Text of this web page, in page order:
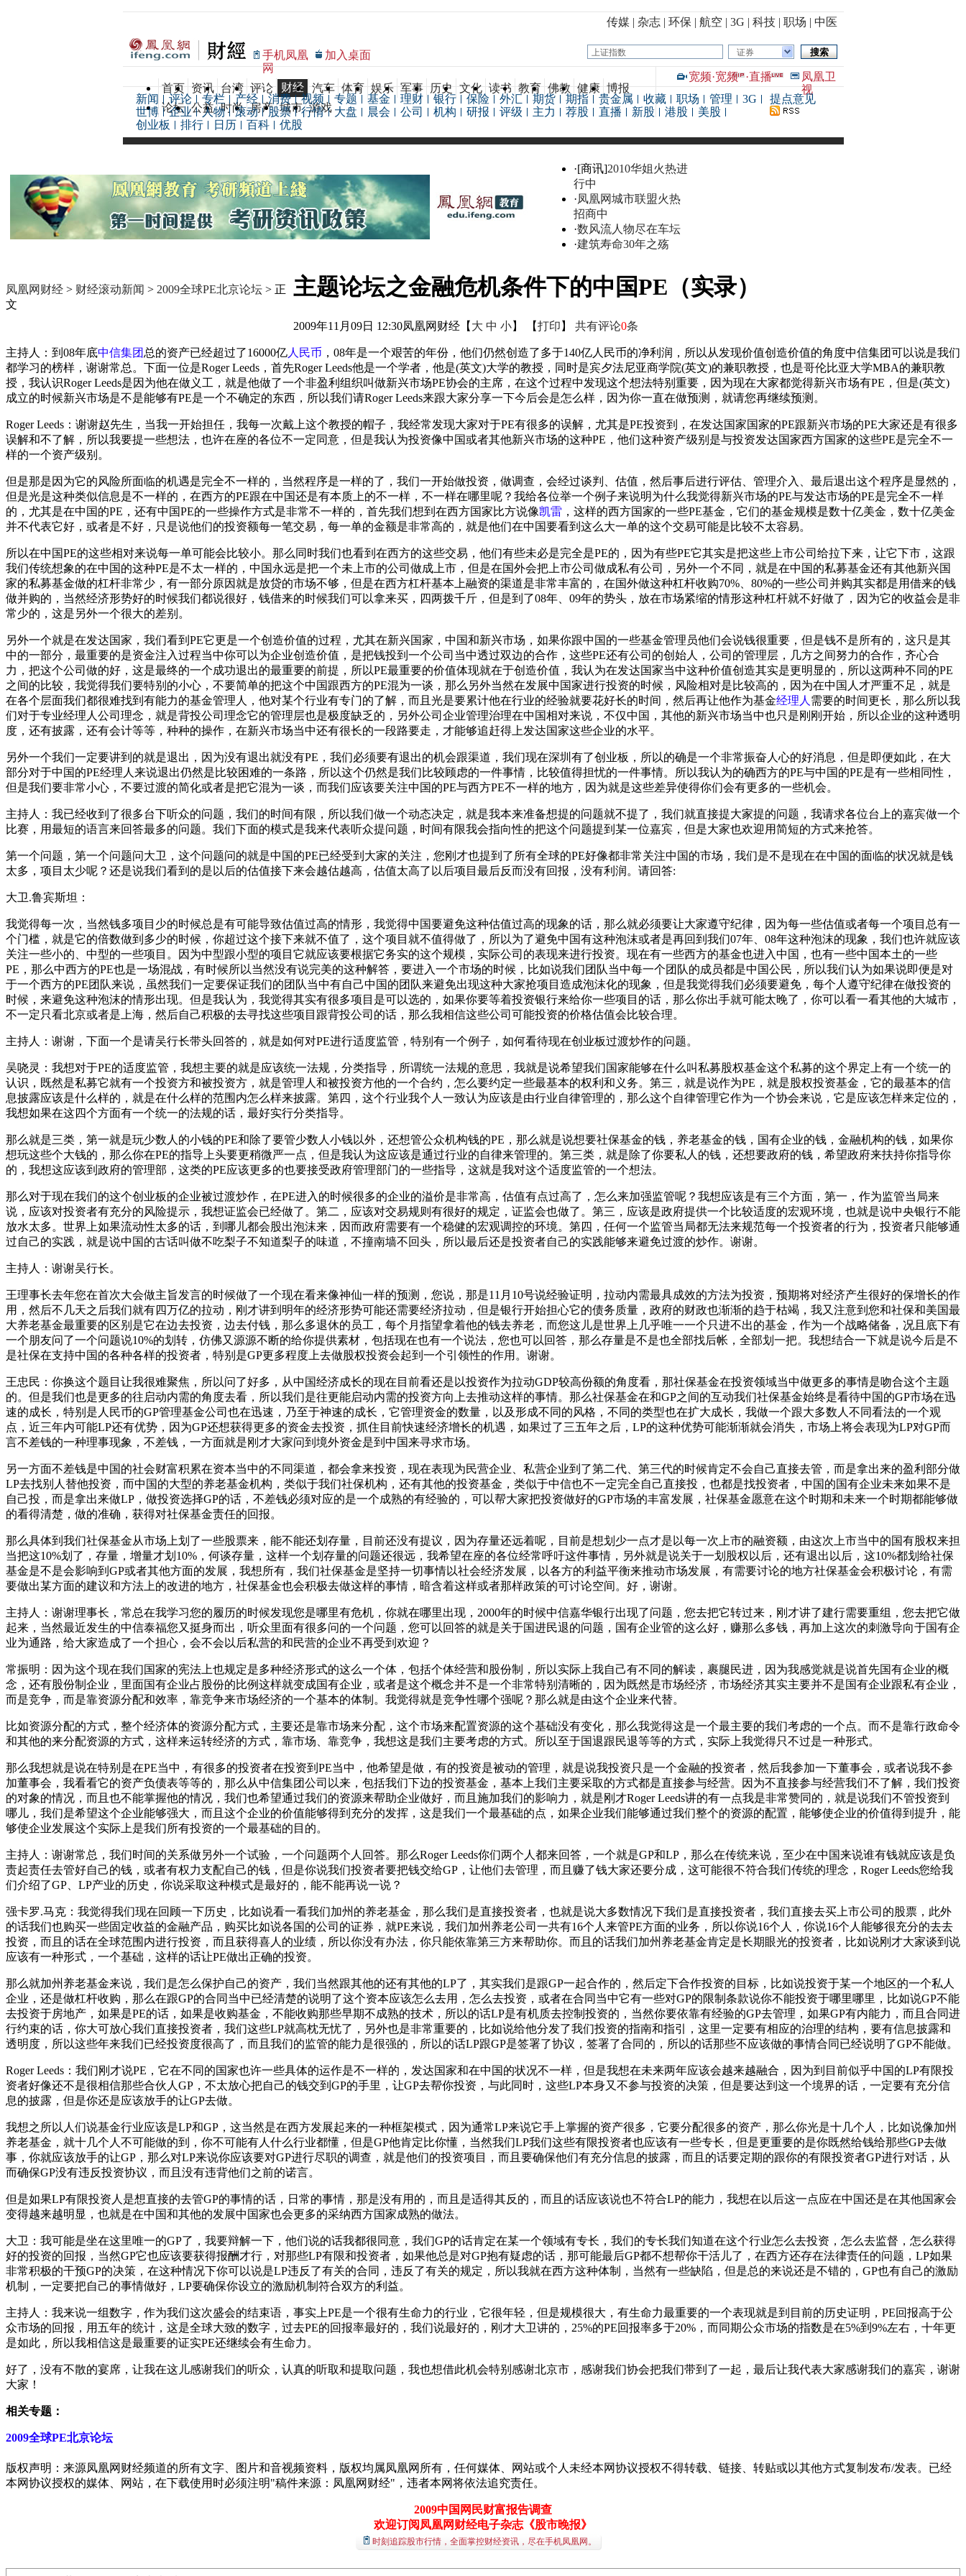
传媒| 杂志| 环保 | 航空 | 3G | 科技| 职场 | 中医
手机凤凰
网
加入桌面 证券
首页 资讯 台湾 评论 财经 汽车 体育 娱乐 军事 历史 文化 读书 教育 佛教 健康 博报
论坛 公益 时尚 房产 城市 游戏
宽频·宽频 ·直播
凤凰卫
视
新闻 评论 专栏 产经 消费 视频 专题 基金 理财 银行 保险 外汇 期货 期指 贵金属 收藏 职场 管理
3G
世博
企业 人物 滚动 股票 行情 大盘 晨会 公司 机构 研报 评级 主力 荐股 直播 新股 港股
美股
创业板
排行 日历 百科 优股
提点意见
·[商讯]2010华姐火热进
行中
·凤凰网城市联盟火热
招商中
·数风流人物尽在车坛
·建筑寿命30年之殇
凤凰网财经 > 财经滚动新闻 > 2009全球PE北京论坛 > 正
文
主题论坛之金融危机条件下的中国PE（实录）
2009年11月09日 12:30凤凰网财经 【 大 中 小】 【打印 】 共有评论0条
主持人：到08年底中信集团 总的资产已经超过了16000亿人民币 ，08年是一个艰苦的年份，他们仍然创造了多于140亿人民币的净利润，所以从发现价值创造价值的角度中信集团可以说是我们
都学习的榜样，谢谢常总。下面一位是Roger Leeds，首先Roger Leeds他是一个学者，他是(英文)大学的教授，同时是宾夕法尼亚商学院(英文)的兼职教授，也是哥伦比亚大学MBA的兼职教
授，我认识Roger Leeds是因为他在做义工，就是他做了一个非盈利组织叫做新兴市场PE协会的主席，在这个过程中发现这个想法特别重要，因为现在大家都觉得新兴市场有PE，但是(英文)
成立的时候新兴市场是不是能够有PE是一个不确定的东西，所以我们请Roger Leeds来跟大家分享一下今后会是怎么样，因为你一直在做预测，就请您再继续预测。
Roger Leeds：谢谢赵先生，当我一开始担任，我每一次戴上这个教授的帽子，我经常发现大家对于PE有很多的误解，尤其是PE投资到，在发达国家国家的PE跟新兴市场的PE大家还是有很多
误解和不了解，所以我要提一些想法，也许在座的各位不一定同意，但是我认为投资像中国或者其他新兴市场的这种PE，他们这种资产级别是与投资发达国家西方国家的这些PE是完全不一
样的一个资产级别。
但是那是因为它的风险所面临的机遇是完全不一样的，当然程序是一样的了，我们一开始做投资，做调查，会经过谈判、估值，然后事后进行评估、管理介入、最后退出这个程序是显然的，
但是光是这种类似信息是不一样的，在西方的PE跟在中国还是有本质上的不一样，不一样在哪里呢？我给各位举一个例子来说明为什么我觉得新兴市场的PE与发达市场的PE是完全不一样
的，尤其是在中国的PE，还有中国PE的一些操作方式是非常不一样的，首先我们想到在西方国家比方说像凯雷 ，这样的西方国家的一些PE基金，它们的基金规模是数十亿美金，数十亿美金
并不代表它好，或者是不好，只是说他们的投资额每一笔交易，每一单的金额是非常高的，就是他们在中国要看到这么大一单的这个交易可能是比较不太容易。
所以在中国PE的这些相对来说每一单可能会比较小。那么同时我们也看到在西方的这些交易，他们有些未必是完全是PE的，因为有些PE它其实是把这些上市公司给拉下来，让它下市，这跟
我们传统想象的在中国的这种PE是不太一样的，中国永远是把一个未上市的公司做成上市，但是在国外会把上市公司做成私有公司，另外一个不同，就是在中国的私募基金还有其他新兴国
家的私募基金做的杠杆非常少，有一部分原因就是放贷的市场不够，但是在西方杠杆基本上融资的渠道是非常丰富的，在国外做这种杠杆收购70%、80%的一些公司并购其实都是用借来的钱
做并购的，当然经济形势好的时候我们都说很好，钱借来的时候我们可以拿来买，四两拨千斤，但是到了08年、09年的势头，放在市场紧缩的情形这种杠杆就不好做了，因为它的收益会是非
常少的，这是另外一个很大的差别。
另外一个就是在发达国家，我们看到PE它更是一个创造价值的过程，尤其在新兴国家，中国和新兴市场，如果你跟中国的一些基金管理员他们会说钱很重要，但是钱不是所有的，这只是其
中的一部分，最重要的是资金注入过程当中你可以为企业创造价值，是把钱投到一个公司当中透过双边的合作，这些PE还有公司的创始人，公司的管理层，几方之间努力的合作，齐心合
力，把这个公司做的好，这是最终的一个成功退出的最重要的前提，所以PE最重要的价值体现就在于创造价值，我认为在发达国家当中这种价值创造其实是更明显的，所以这两种不同的PE
之间的比较，我觉得我们要特别的小心，不要简单的把这个中国跟西方的PE混为一谈，那么另外当然在发展中国家进行投资的时候，风险相对是比较高的，因为在中国人才严重不足，就是
在各个层面我们都很难找到有能力的基金管理人，他对某个行业有专门的了解，而且光是要累计他在行业的经验就要花好长的时间，然后再让他作为基金经理人 需要的时间更长，那么所以我
们对于专业经理人公司理念，就是背投公司理念它的管理层也是极度缺乏的，另外公司企业管理治理在中国相对来说，不仅中国，其他的新兴市场当中也只是刚刚开始，所以企业的这种透明
度，还有披露，还有会计等等，种种的操作，在新兴市场当中还有很长的一段路要走，才能够追赶得上发达国家这些企业的水平。
另外一个我们一定要讲到的就是退出，因为没有退出就没有PE，我们必须要有退出的机会跟渠道，我们现在深圳有了创业板，所以的确是一个非常振奋人心的好消息，但是即便如此，在大
部分对于中国的PE经理人来说退出仍然是比较困难的一条路，所以这个仍然是我们比较顾虑的一件事情，比较值得担忧的一件事情。所以我认为的确西方的PE与中国的PE是有一些相同性，
但是我们要非常小心，不要过渡的简化或者是把它混为一谈，而我们应该要关注中国的PE与西方PE不一样的地方，因为就是这些差异使得你们会有更多的一些机会。
主持人：我已经收到了很多台下听众的问题，我们的时间有限，所以我们做一个动态决定，就是我本来准备想提的问题就不提了，我们就直接提大家提的问题，我请求各位台上的嘉宾做一个
比赛，用最短的语言来回答最多的问题。我们下面的模式是我来代表听众提问题，时间有限我会指向性的把这个问题提到某一位嘉宾，但是大家也欢迎用简短的方式来抢答。
第一个问题，第一个问题问大卫，这个问题问的就是中国的PE已经受到大家的关注，您刚才也提到了所有全球的PE好像都非常关注中国的市场，我们是不是现在在中国的面临的状况就是钱
太多，项目太少呢？还是说我们看到的是以后的估值接下来会越估越高，估值太高了以后项目最后反而没有回报，没有利润。请回答:
大卫.鲁宾斯坦：
我觉得每一次，当然钱多项目少的时候总是有可能导致估值过高的情形，我觉得中国要避免这种估值过高的现象的话，那么就必须要让大家遵守纪律，因为每一些估值或者每一个项目总有一
个门槛，就是它的倍数做到多少的时候，你超过这个接下来就不值了，这个项目就不值得做了，所以为了避免中国有这种泡沫或者是再回到我们07年、08年这种泡沫的现象，我们也许就应该
关注一些小的、中型的一些项目。因为中型跟小型的项目它就应该要根据它务实的这个规模，实际公司的表现来进行投资。现在有一些西方的基金也进入中国，也有一些中国本土的一些
PE，那么中西方的PE也是一场混战，有时候所以当然没有说完美的这种解答，要进入一个市场的时候，比如说我们团队当中每一个团队的成员都是中国公民，所以我们认为如果说即便是对
于一个西方的PE团队来说，虽然我们一定要保证我们的团队当中有自己中国的团队来避免出现这种大家抢项目造成泡沫化的现象，但是我觉得我们必须要避免，每个人遵守纪律在做投资的
时候，来避免这种泡沫的情形出现。但是我认为，我觉得其实有很多项目是可以选的，如果你要等着投资银行来给你一些项目的话，那么你出手就可能太晚了，你可以看一看其他的大城市，
不一定只看北京或者是上海，然后自己积极的去寻找这些项目跟背投公司的话，那么我相信这些公司可能投资的价格估值会比较合理。
主持人：谢谢，下面一个是请吴行长带头回答的，就是如何对PE进行适度监管，特别有一个例子，如何看待现在创业板过渡炒作的问题。
吴哓灵：我想对于PE的适度监管，我想主要的就是应该统一法规，分类指导，所谓统一法规的意思，我就是说希望我们国家能够在什么叫私募股权基金这个私募的这个界定上有一个统一的
认识，既然是私募它就有一个投资方和被投资方，就是管理人和被投资方他的一个合约，怎么要约定一些最基本的权利和义务。第三，就是说作为PE，就是股权投资基金，它的最基本的信
息披露应该是什么样的，就是在什么样的范围内怎么样来披露。第四，这个行业我个人一致认为应该是由行业自律管理的，那么这个自律管理它作为一个协会来说，它是应该怎样来定位的，
我想如果在这四个方面有一个统一的法规的话，最好实行分类指导。
那么就是三类，第一就是玩少数人的小钱的PE和除了要管少数人小钱以外，还想管公众机构钱的PE，那么就是说想要社保基金的钱，养老基金的钱，国有企业的钱，金融机构的钱，如果你
想玩这些个大钱的，那么你在PE的指导上头要更稍微严一点，但是我认为这应该是通过行业的自律来管理的。第三类，就是除了你要私人的钱，还想要政府的钱，希望政府来扶持你指导你
的，我想这应该到政府的管理部，这类的PE应该更多的也要接受政府管理部门的一些指导，这就是我对这个适度监管的一个想法。
那么对于现在我们的这个创业板的企业被过渡炒作，在PE进入的时候很多的企业的溢价是非常高，估值有点过高了，怎么来加强监管呢？我想应该是有三个方面，第一，作为监管当局来
说，应该对投资者有充分的风险提示，我想证监会已经做了。第二，应该对交易规则有很好的规定，证监会也做了。第三，应该是政府提供一个比较适度的宏观环境，也就是说中央银行不能
放水太多。世界上如果流动性太多的话，到哪儿都会股出泡沫来，因而政府需要有一个稳健的宏观调控的环境。第四，任何一个监管当局都无法来规范每一个投资者的行为，投资者只能够通
过自己的实践，就是说中国的古话叫做不吃梨子不知道梨子的味道，不撞南墙不回头，所以最后还是投资者自己的实践能够来避免过渡的炒作。谢谢。
主持人：谢谢吴行长。
王理事长去年您在首次大会做主旨发言的时候做了一个现在看来像神仙一样的预测，您说，那是11月10号说经验证明，拉动内需最具成效的方法为投资，预期将对经济产生很好的保增长的作
用，然后不几天之后我们就有四万亿的拉动，刚才讲到明年的经济形势可能还需要经济拉动，但是银行开始担心它的债务质量，政府的财政也渐渐的趋于枯竭，我又注意到您和社保和美国最
大养老基金最重要的区别是它在边去投资，边去付钱，那么多退休的员工，每个月指望拿着他的钱去养老，而您这儿是世界上几乎唯一一个只进不出的基金，作为一个战略储备，况且底下有
一个朋友问了一个问题说10%的划转，仿佛又源源不断的给你提供素材，包括现在也有一个说法，您也可以回答，那么存量是不是也全部找后帐，全部划一把。我想结合一下就是说今后是不
是社保在支持中国的各种各样的投资者，特别是GP更多程度上去做股权投资会起到一个引领性的作用。谢谢。
王忠民：你换这个题目让我很难聚焦，所以问了好多，从中国经济成长的现在目前看还是以投资作为拉动GDP较高份额的角度看，那社保基金在投资领域当中做更多的事情是吻合这个主题
的。但是我们也是更多的往启动内需的角度去看，所以我们是往更能启动内需的投资方向上去推动这样的事情。那么社保基金在和GP之间的互动我们社保基金始终是看待中国的GP市场在迅
速的成长，特别是人民币的GP管理基金公司也在迅速，乃至于神速的成长，它管理资金的数量，以及形成不同的风格，不同的类型也在扩大成长，我做一个跟大多数人不同看法的一个观
点，近三年内可能LP还有优势，因为GP还想获得更多的资金去投资，抓住目前快速经济增长的机遇，如果过了三五年之后，LP的这种优势可能渐渐就会消失，市场上将会表现为LP对GP而
言不差钱的一种理事现象，不差钱，一方面就是刚才大家问到境外资金是到中国来寻求市场。
另一方面不差钱是中国的社会财富积累在资本当中的不同渠道，都会拿来投资，现在表现为民营企业、私营企业到了第二代、第三代的时候肯定不会自己直接去管，而是拿出来的盈利部分做
LP去找别人替他投资，而中国的大型的养老基金机构，类似于我们社保机构，还有其他的投资基金，类似于中信也不一定完全自己直接投，也都是找投资者，中国的国有企业未来如果不是
自己投，而是拿出来做LP，做投资选择GP的话，不差钱必须对应的是一个成熟的有经验的，可以帮大家把投资做好的GP市场的丰富发展，社保基金愿意在这个时期和未来一个时期都能够做
的看得清楚，做的准确，获得对社保基金责任的回报。
那么具体到我们社保基金从市场上划了一些股票来，能不能还划存量，目前还没有提议，因为存量还远着呢，目前是想划少一点才是以每一次上市的融资额，由这次上市当中的国有股权来担
当把这10%划了，存量，增量才划10%，何谈存量，这样一个划存量的问题还很远，我希望在座的各位经常呼吁这件事情，另外就是说关于一划股权以后，还有退出以后，这10%都划给社保
基金是不是会影响到GP或者其他方面的发展，我想所有，我们社保基金是坚持一切事情以社会经济发展，以各方的利益平衡来推动市场发展，有需要讨论的地方社保基金会积极讨论，有需
要做出某方面的建议和方法上的改进的地方，社保基金也会积极去做这样的事情，暗含着这样或者那样政策的可讨论空间。好，谢谢。
主持人：谢谢理事长，常总在我学习您的履历的时候发现您是哪里有危机，你就在哪里出现，2000年的时候中信嘉华银行出现了问题，您去把它转过来，刚才讲了建行需要重组，您去把它做
起来，当然最近发生的中信泰福您又挺身而出，听众里面有很多问的一个问题，您可以回答的就是关于国进民退的问题，国有企业管的这么好，赚那么多钱，再加上这次的刺激导向于国有企
业为通路，给大家造成了一个担心，会不会以后私营的和民营的企业不再受到欢迎？
常振明：因为这个现在我们国家的宪法上也规定是多种经济形式的这么一个体，包括个体经营和股份制，所以实际上我自己有不同的解读，裹腿民进，因为我感觉就是说首先国有企业的概
念，还有股份制企业，里面国有企业占股份的比例这样就变成国有企业，或者是这个概念并不是一个非常特别清晰的，因为既然是市场经济，市场经济其实主要并不是国有企业跟私有企业，
而是竞争，而是靠资源分配和效率，靠竞争来市场经济的一个基本的体制。我觉得就是竞争性哪个强呢？那么就是由这个企业来代替。
比如资源分配的方式，整个经济体的资源分配方式，主要还是靠市场来分配，这个市场来配置资源的这个基础没有变化，那么我觉得这是一个最主要的我们考虑的一个点。而不是靠行政命令
和其他的来分配资源的方式，这样来运转经济的方式，靠市场、靠竞争，我想这是我们主要考虑的方式。所以至于国退跟民退等等的方式，实际上我觉得只不过是一种形式。
那么我想就是说在特别是在PE当中，有很多的投资者在投资到PE当中，他希望是做，有的投资是被动的管理，就是说我投资只是一个金融的投资者，然后我参加一下董事会，或者说我不参
加董事会，我看看它的资产负债表等等的，那么从中信集团公司以来，包括我们下边的投资基金，基本上我们主要采取的方式都是直接参与经营。因为不直接参与经营我们不了解，我们投资
的对象的情况，而且也不能掌握他的情况，我们也希望通过我们的资源来帮助企业做好，而且施加我们的影响力，就是刚才Roger Leeds讲的有一点我是非常赞同的，就是说我们不管投资到
哪儿，我们是希望这个企业能够强大，而且这个企业的价值能够得到充分的发挥，这是我们一个最基础的点，如果企业我们能够通过我们整个的资源的配置，能够使企业的价值得到提升，能
够使企业发展这个实际上是我们所有投资的一个最基础的目的。
主持人：谢谢常总，我们时间的关系做另外一个试验，一个问题两个人回答。那么Roger Leeds你们两个人都来回答，一个就是GP和LP，那么在传统来说，至少在中国来说谁有钱就应该是负
责起责任去管好自己的钱，或者有权力支配自己的钱，但是你说我们投资者要把钱交给GP，让他们去管理，而且赚了钱大家还要分成，这可能很不符合我们传统的理念，Roger Leeds您给我
们介绍了GP、LP产业的历史，你说采取这种模式是最好的，能不能再说一说？
强卡罗.马克：我觉得我们现在回顾一下历史，比如说看一看我们加州的养老基金，那么我们是直接投资者，也就是说大多数情况下我们是直接投资者，我们直接去买上市公司的股票，此外
的话我们也购买一些固定收益的金融产品，购买比如说各国的公司的证券，就PE来说，我们加州养老公司一共有16个人来管PE方面的业务，所以你说16个人，你说16个人能够很充分的去去
投资，而且的话在全球范围内进行投资，而且获得喜人的业绩，所以你没有办法，你只能依靠第三方来帮助你。而且的话我们加州养老基金肯定是长期眼光的投资者，比如说刚才大家谈到说
应该有一种形式，一个基础，这样的话让PE做出正确的投资。
那么就加州养老基金来说，我们是怎么保护自己的资产，我们当然跟其他的还有其他的LP了，其实我们是跟GP一起合作的，然后定下合作投资的目标，比如说投资于某一个地区的一个私人
企业，还是做杠杆收购，那么在跟GP的合同当中已经清楚的说明了这个资本应该怎么去用，怎么去投资，或者在合同当中它有一些对GP的限制条款说你不能投资于哪里哪里，比如说GP不能
去投资于房地产，如果是PE的话，如果是收购基金，不能收购那些早期不成熟的技术，所以的话LP是有机质去控制投资的，当然你要依靠有经验的GP去管理，如果GP有内能力，而且合同进
行约束的话，你大可放心我们直接投资者，我们这些LP就高枕无忧了，另外也是非常重要的，比如说给他分发了我们投资的指南和指引，这里一定要有相应的治理的结构，要有信息披露和
透明度，所以这些年来我们已经投资度很高了，而且我们的监管的能力是很强的，所以的话LP跟GP是签署了协议，签署了合同的，所以的话那些不应该做的事情合同已经说明了GP不能做。
Roger Leeds：我们刚才说PE，它在不同的国家也许一些具体的运作是不一样的，发达国家和在中国的状况不一样，但是我想在未来两年应该会越来越融合，因为到目前似乎中国的LP有限投
资者好像还不是很相信那些合伙人GP，不太放心把自己的钱交到GP的手里，让GP去帮你投资，与此同时，这些LP本身又不参与投资的决策，但是要达到这一个境界的话，一定要有充分信
息的披露，但是你还是应该放手的让GP去做。
我想之所以人们说基金行业应该是LP和GP，这当然是在西方发展起来的一种框架模式，因为通常LP来说它手上掌握的资产很多，它要分配很多的资产，那么你光是十几个人，比如说像加州
养老基金，就十几个人不可能做的到，你不可能有人什么行业都懂，但是GP他肯定比你懂，当然我们LP我们这些有限投资者也应该有一些专长，但是更重要的是你既然给钱给那些GP去做
事，你就应该放手的让GP，那么对LP来说你应该要对GP进行尽职的调查，就是他们的投资项目，而且要确保他们有充分信息的披露，而且的话要定期的跟你的有限投资者GP进行对话，从
而确保GP没有违反投资协议，而且没有违背他们之前的诺言。
但是如果LP有限投资人是想直接的去管GP的事情的话，日常的事情，那是没有用的，而且是适得其反的，而且的话应该说也不符合LP的能力，我想在以后这一点应在中国还是在其他国家会
变得越来越明显，也就是在中国和其他的发展中国家也会更多的采纳西方国家成熟的做法。
大卫：我可能是坐在这里唯一的GP了，我要辩解一下，他们说的话我都很同意，我们GP的话肯定在某一个领域有专长，我们的专长我们知道在这个行业怎么去投资，怎么去监督，怎么获得
好的投资的回报，当然GP它也应该要获得报酬才行，对那些LP有限和投资者，如果他总是对GP抱有疑虑的话，那可能最后GP都不想帮你干活儿了，在西方还存在法律责任的问题，LP如果
非常积极的干预GP的决策，在这种情况下你可以说是LP违反了有关的合同，违反了有关的规定，所以我就在西方这种体制，当然有一些缺陷，但是总的来说还是不错的，GP也有自己的激励
机制，一定要把自己的事情做好，LP要确保你设立的激励机制符合双方的利益。
主持人：我来说一组数字，作为我们这次盛会的结束语，事实上PE是一个很有生命力的行业，它很年轻，但是规模很大，有生命力最重要的一个表现就是到目前的历史证明，PE回报高于公
众市场的回报，用五年的统计，这是全球大致的数字，过去PE的回报率最好的，我们说最好的，刚才大卫讲的，25%的PE回报率多于20%，而同期公众市场的指数是在5%到9%左右，十年更
是如此，所以我相信这是最重要的证实PE还继续会有生命力。
好了，没有不散的宴席，让我在这儿感谢我们的听众，认真的听取和提取问题，我也想借此机会特别感谢北京市，感谢我们协会把我们带到了一起，最后让我代表大家感谢我们的嘉宾，谢谢
大家！
相关专题：
2009全球PE北京论坛
版权声明：来源凤凰网财经频道的所有文字、图片和音视频资料，版权均属凤凰网所有，任何媒体、网站或个人未经本网协议授权不得转载、链接、转贴或以其他方式复制发布/发表。已经
本网协议授权的媒体、网站，在下载使用时必须注明"稿件来源：凤凰网财经"，违者本网将依法追究责任。
2009中国网民财富报告调查
欢迎订阅凤凰网财经电子杂志《股市晚报》
时刻追踪股市行情，全面掌控财经资讯，尽在手机凤凰网。